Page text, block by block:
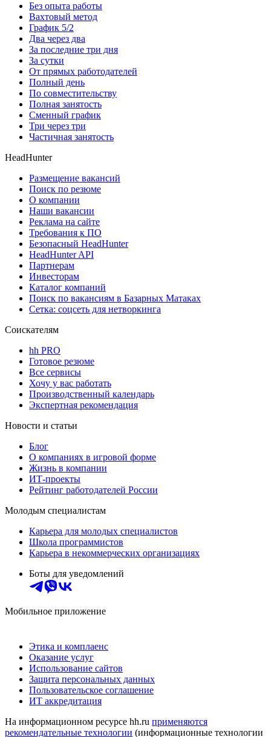
Без опыта работы
Вахтовый метод
График 5/2
Два через два
За последние три дня
За сутки
От прямых работодателей
Полный день
По совместительству
Полная занятость
Сменный график
Три через три
Частичная занятость
HeadHunter
Размещение вакансий
Поиск по резюме
О компании
Наши вакансии
Реклама на сайте
Требования к ПО
Безопасный HeadHunter
HeadHunter API
Партнерам
Инвесторам
Каталог компаний
Поиск по вакансиям в Базарных Матаках
Сетка: соцсеть для нетворкинга
Соискателям
hh PRO
Готовое резюме
Все сервисы
Хочу у вас работать
Производственный календарь
Экспертная рекомендация
Новости и статьи
Блог
О компаниях в игровой форме
Жизнь в компании
ИТ-проекты
Рейтинг работодателей России
Молодым специалистам
Карьера для молодых специалистов
Школа программистов
Карьера в некоммерческих организациях
Боты для уведомлений
Мобильное приложение
Этика и комплаенс
Оказание услуг
Использование сайтов
Защита персональных данных
Пользовательское соглашение
ИТ аккредитация
На информационном ресурсе hh.ru применяются
рекомендательные технологии (информационные технологии